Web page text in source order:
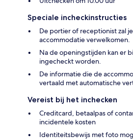
Speciale incheckinstructies
De portier of receptionist zal
accommodatie verwelkomen.
Na de openingstijden kan er
ingecheckt worden.
De informatie die de
vertaald met automatische
Vereist bij het inchecken
Creditcard, betaalpas of
incidentele kosten
Identiteitsbewijs met foto